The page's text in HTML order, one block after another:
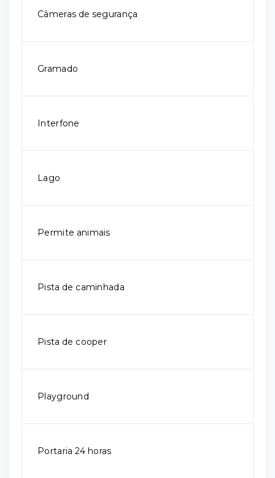
Câmeras de segurança
Gramado
Interfone
Lago
Permite animais
Pista de caminhada
Pista de cooper
Playground
Portaria 24 horas